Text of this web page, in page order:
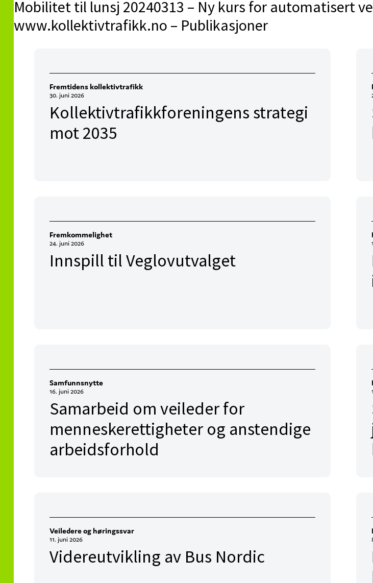
Mobilitet til lunsj 20240313 – Ny kurs for automatisert
www.kollektivtrafikk.no – Publikasjoner
Fremtidens kollektivtrafikk
30. juni 2026
Kollektivtrafikkforeningens strategi
mot 2035
Fremkommelighet
24. juni 2026
Innspill til Veglovutvalget
Samfunnsnytte
16. juni 2026
Samarbeid om veileder for
menneskerettigheter og anstendige
arbeidsforhold
Veiledere og høringssvar
11. juni 2026
Videreutvikling av Bus Nordic